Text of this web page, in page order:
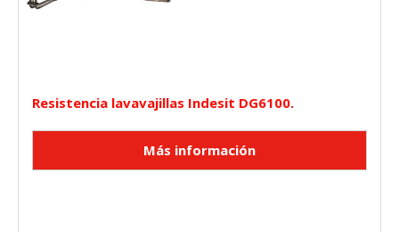
Resistencia lavavajillas Indesit DG6100.